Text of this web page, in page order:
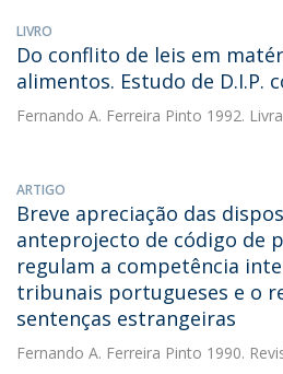
LIVRO
Do conflito de leis em
alimentos. Estudo de D.I.P.
Fernando A. Ferreira Pinto 1992.
ARTIGO
Breve apreciação das
anteprojecto de código de
regulam a competência
tribunais portugueses e o
sentenças estrangeiras
Fernando A. Ferreira Pinto 1990.